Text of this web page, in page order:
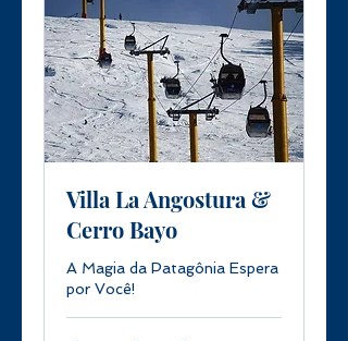
Villa La Angostura &
Cerro Bayo
A Magia da Patagônia Espera
por Você!